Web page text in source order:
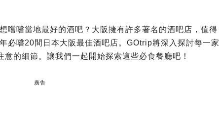
嚐嚐當地最好的酒吧？大阪擁有許多著名的酒吧店，值得
必嚐20間日本大阪最佳酒吧店。GOtrip將深入探討每一家
的細節。讓我們一起開始探索這些必食餐廳吧！
廣告